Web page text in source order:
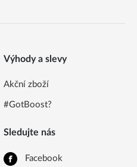
Výhody a slevy
Akční zboží
#GotBoost?
Sledujte nás
Facebook